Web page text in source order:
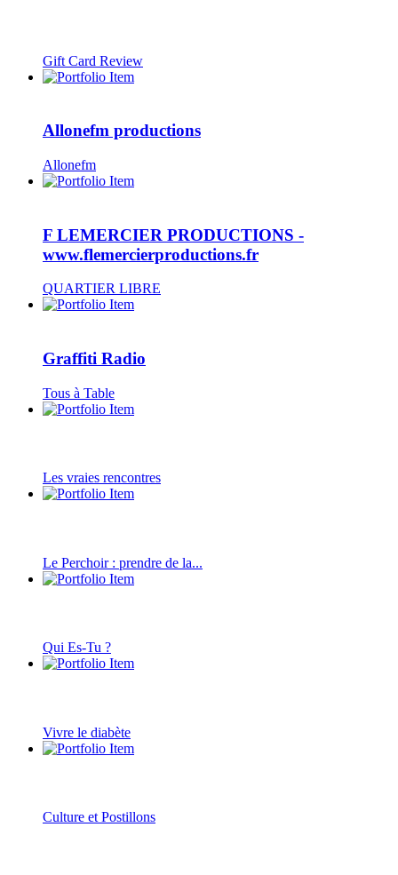
Gift Card Review
Allonefm productions
Allonefm
F LEMERCIER PRODUCTIONS -
www.flemercierproductions.fr
QUARTIER LIBRE
Graffiti Radio
Tous à Table
Les vraies rencontres
Le Perchoir : prendre de la...
Qui Es-Tu ?
Vivre le diabète
Culture et Postillons